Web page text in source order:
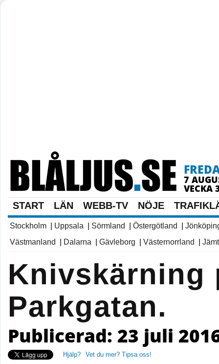
7
VECKA
START LÄN WEBB-TV NÖJE
Stockholm Uppsala Sörmland Östergötland
Västmanland
Dalarna Gävleborg Västernorrland
Knivskärning
Parkgatan.
Publicerad: 23 juli
Hjälp? Vet du mer? Tipsa oss!